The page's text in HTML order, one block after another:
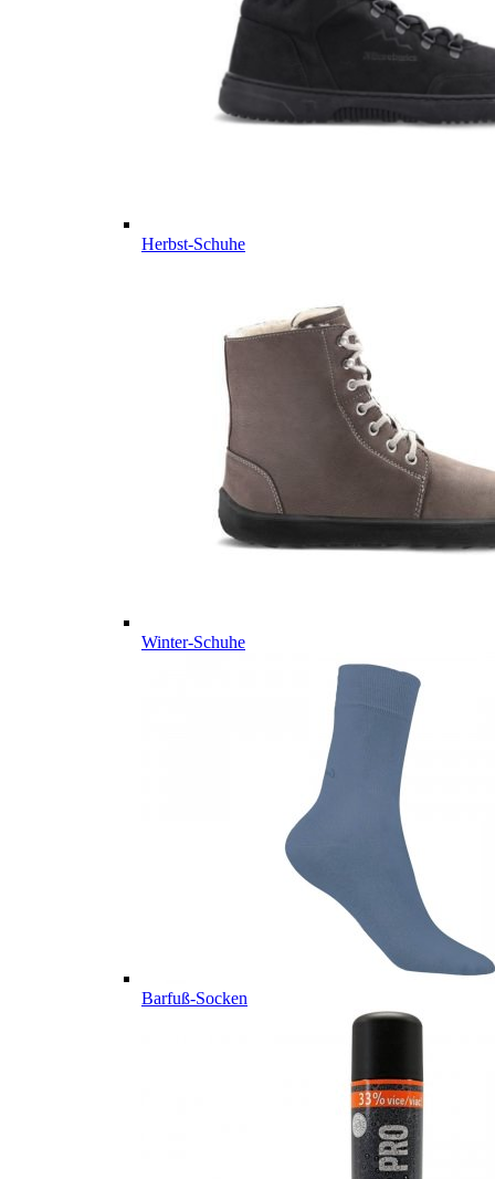
Herbst-Schuhe
Winter-Schuhe
Barfuß-Socken